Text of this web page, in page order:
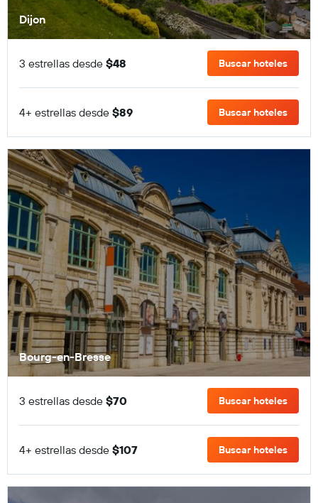
Dijon
3 estrellas desde $48 Buscar hoteles
4+ estrellas desde $89 Buscar hoteles
Bourg-en-Bresse
3 estrellas desde $70 Buscar hoteles
4+ estrellas desde $107 Buscar hoteles